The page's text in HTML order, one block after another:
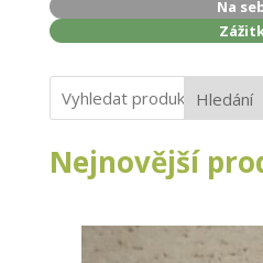
Na
Hledání
Nejnovější